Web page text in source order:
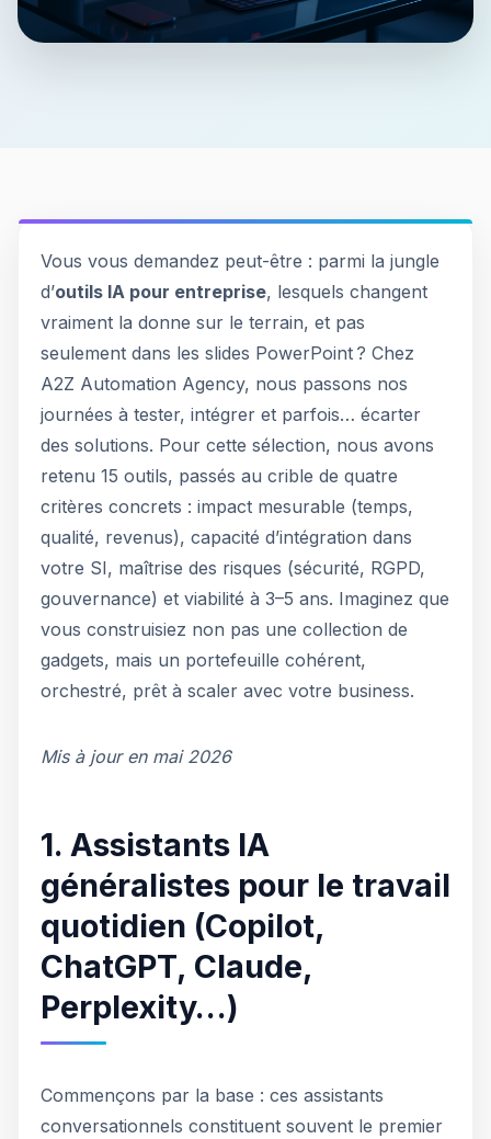
Vous vous demandez peut-être : parmi la jungle
d’outils IA pour entreprise, lesquels changent
vraiment la donne sur le terrain, et pas
seulement dans les slides PowerPoint ? Chez
A2Z Automation Agency, nous passons nos
journées à tester, intégrer et parfois… écarter
des solutions. Pour cette sélection, nous avons
retenu 15 outils, passés au crible de quatre
critères concrets : impact mesurable (temps,
qualité, revenus), capacité d’intégration dans
votre SI, maîtrise des risques (sécurité, RGPD,
gouvernance) et viabilité à 3–5 ans. Imaginez que
vous construisiez non pas une collection de
gadgets, mais un portefeuille cohérent,
orchestré, prêt à scaler avec votre business.
Mis à jour en mai 2026
1. Assistants IA
généralistes pour le travail
quotidien (Copilot,
ChatGPT, Claude,
Perplexity…)
Commençons par la base : ces assistants
conversationnels constituent souvent le premier